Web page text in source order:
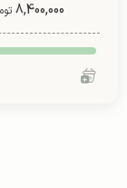
نفره (طرح 4)
8,400,000